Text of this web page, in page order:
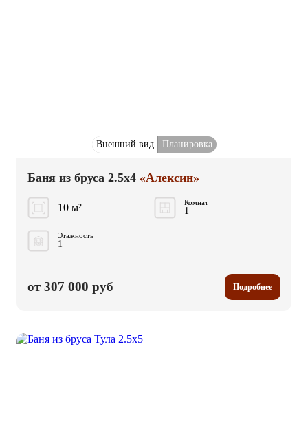
Внешний вид Планировка
Баня из бруса 2.5x4 «Алексин»
10 м² Комнат
1
Этажность
1
от 307 000 руб Подробнее